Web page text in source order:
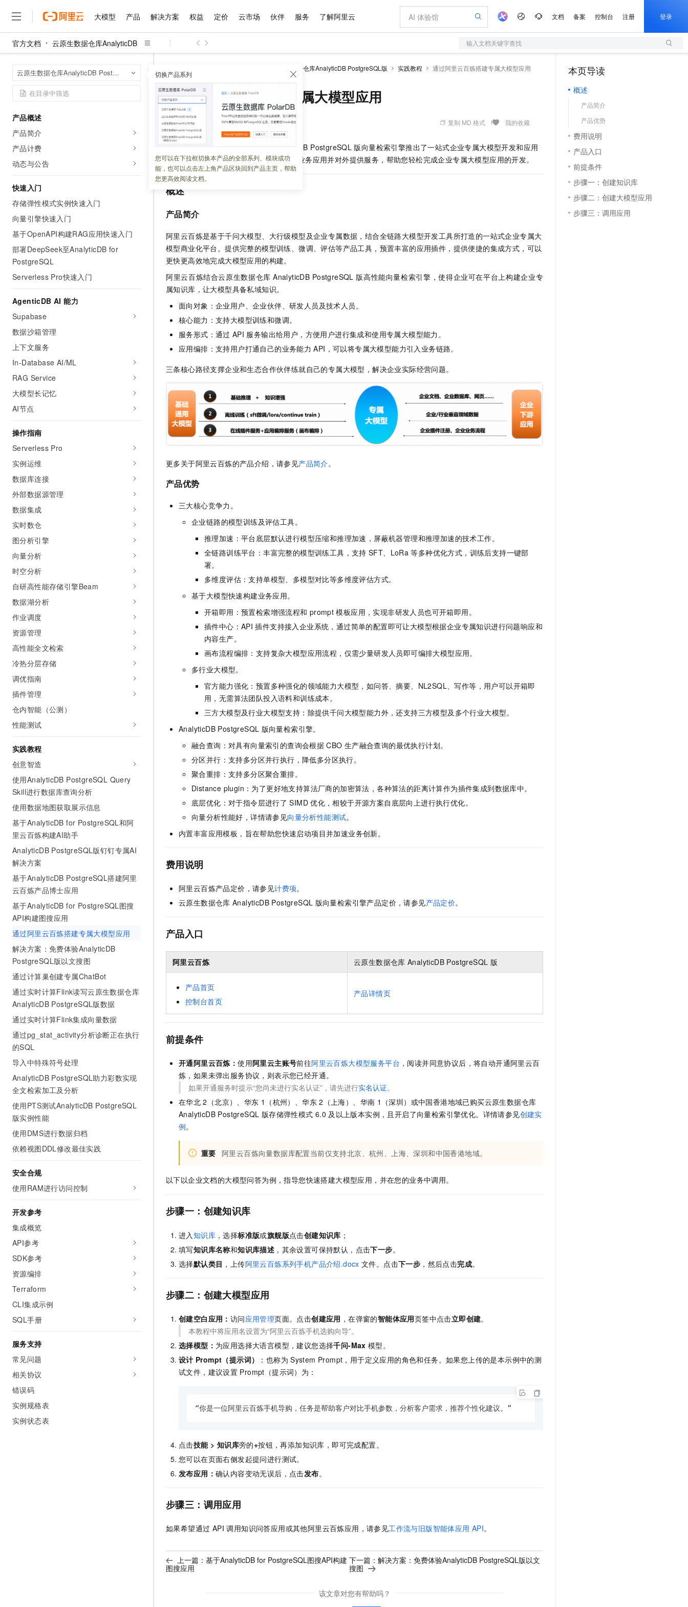
大模型 产品 解决方案 权益 定价 云市场 伙伴 服务 了解阿里云 文档 备案 控制台 注册 登录
官方文档 云原生数据仓库AnalyticDB 输入文档关键字查找
云原生数据仓库AnalyticDB PostgreSQL版 切换产品系列
您可以在下拉框切换本产品的全部系列、模块或功
能，也可以点击左上角产品区块回到产品主页，帮助
您更高效阅读文档。
产品概述
产品简介
产品计费
动态与公告
快速入门
存储弹性模式实例快速入门
向量引擎快速入门
基于OpenAPI构建RAG应用快速入门
部署DeepSeek至AnalyticDB for
PostgreSQL
Serverless Pro快速入门
AgenticDB AI 能力
Supabase
数据沙箱管理
上下文服务
In-Database AI/ML
RAG Service
大模型长记忆
AI节点
操作指南
Serverless Pro
实例运维
数据库连接
外部数据源管理
数据集成
实时数仓
图分析引擎
向量分析
时空分析
自研高性能存储引擎Beam
数据湖分析
作业调度
资源管理
高性能全文检索
冷热分层存储
调优指南
插件管理
仓内智能（公测）
性能测试
实践教程
创意智造
使用AnalyticDB PostgreSQL Query
Skill进行数据库查询分析
使用数据地图获取展示信息
基于AnalyticDB for PostgreSQL和阿
里云百炼构建AI助手
AnalyticDB PostgreSQL版钉钉专属AI
解决方案
基于AnalyticDB PostgreSQL搭建阿里
云百炼产品博士应用
基于AnalyticDB for PostgreSQL图搜
API构建图搜应用
通过阿里云百炼搭建专属大模型应用
解决方案：免费体验AnalyticDB
PostgreSQL版以文搜图
通过计算巢创建专属ChatBot
通过实时计算Flink读写云原生数据仓库
AnalyticDB PostgreSQL版数据
通过实时计算Flink集成向量数据
通过pg_stat_activity分析诊断正在执行
的SQL
导入中特殊符号处理
AnalyticDB PostgreSQL助力彩数实现
全文检索加工及分析
使用PTS测试AnalyticDB PostgreSQL
版实例性能
使用DMS进行数据归档
依赖视图DDL修改最佳实践
安全合规
使用RAM进行访问控制
开发参考
集成概览
API参考
SDK参考
资源编排
Terraform
CLI集成示例
SQL手册
服务支持
常见问题
相关协议
错误码
实例规格表
实例状态表
云原生数据仓库AnalyticDB PostgreSQL版 实践教程 通过阿里云百炼搭建专属大模型应用
通过阿里云百炼搭建专属大模型应用
更新时间： 2026-04-14 05:32:09 复制 MD 格式 我的收藏
AnalyticDB PostgreSQL 版向量检索引擎推出了一站式企业专属大模型开发和应用
平台，提供应用 API，支持一键接入您的业务应用并对外提供服务，帮助您轻松完成企业专属大模型应用的开发。
概述
产品简介
阿里云百炼是基于千问大模型、大行级模型及企业专属数据，结合全链路大模型开发工具所打造的一站式企业专属大
模型商业化平台。提供完整的模型训练、微调、评估等产品工具，预置丰富的应用插件，提供便捷的集成方式，可以
更快更高效地完成大模型应用的构建。
阿里云百炼结合云原生数据仓库 AnalyticDB PostgreSQL 版高性能向量检索引擎，使得企业可在平台上构建企业专
属知识库，让大模型具备私域知识。
面向对象：企业用户、企业伙伴、研发人员及技术人员。
核心能力：支持大模型训练和微调。
服务形式：通过 API 服务输出给用户，方便用户进行集成和使用专属大模型能力。
应用编排：支持用户打通自己的业务能力 API，可以将专属大模型能力引入业务链路。
三条核心路径支撑企业和生态合作伙伴练就自己的专属大模型，解决企业实际经营问题。
更多关于阿里云百炼的产品介绍，请参见产品简介。
产品优势
三大核心竞争力。
企业链路的模型训练及评估工具。
推理加速：平台底层默认进行模型压缩和推理加速，屏蔽机器管理和推理加速的技术工作。
全链路训练平台：丰富完整的模型训练工具，支持 SFT、LoRa 等多种优化方式，训练后支持一键部
署。
多维度评估：支持单模型、多模型对比等多维度评估方式。
基于大模型快速构建业务应用。
开箱即用：预置检索增强流程和 prompt 模板应用，实现非研发人员也可开箱即用。
插件中心：API 插件支持接入企业系统，通过简单的配置即可让大模型根据企业专属知识进行问题响应和
内容生产。
画布流程编排：支持复杂大模型应用流程，仅需少量研发人员即可编排大模型应用。
多行业大模型。
官方能力强化：预置多种强化的领域能力大模型，如问答、摘要、NL2SQL、写作等，用户可以开箱即
用，无需算法团队投入语料和训练成本。
三方大模型及行业大模型支持：除提供千问大模型能力外，还支持三方模型及多个行业大模型。
AnalyticDB PostgreSQL 版向量检索引擎。
融合查询：对具有向量索引的查询会根据 CBO 生产融合查询的最优执行计划。
分区并行：支持多分区并行执行，降低多分区执行。
聚合重排：支持多分区聚合重排。
Distance plugin：为了更好地支持算法厂商的加密算法，各种算法的距离计算作为插件集成到数据库中。
底层优化：对于指令层进行了 SIMD 优化，相较于开源方案自底层向上进行执行优化。
向量分析性能好，详情请参见向量分析性能测试。
内置丰富应用模板，旨在帮助您快速启动项目并加速业务创新。
费用说明
阿里云百炼产品定价，请参见计费项。
云原生数据仓库 AnalyticDB PostgreSQL 版向量检索引擎产品定价，请参见产品定价。
产品入口
阿里云百炼 云原生数据仓库 AnalyticDB PostgreSQL 版
产品首页
控制台首页
产品详情页
前提条件
开通阿里云百炼：使用阿里云主账号前往阿里云百炼大模型服务平台 ，阅读并同意协议后，将自动开通阿里云百
炼，如果未弹出服务协议，则表示您已经开通。
如果开通服务时提示“您尚未进行实名认证”，请先进行实名认证。
在华北 2（北京）、华东 1（杭州）、华东 2（上海）、华南 1（深圳）或中国香港地域已购买云原生数据仓库
AnalyticDB PostgreSQL 版存储弹性模式 6.0 及以上版本实例，且开启了向量检索引擎优化。详情请参见创建实
例。
重要 阿里云百炼向量数据库配置当前仅支持北京、杭州、上海、深圳和中国香港地域。
以下以企业文档的大模型问答为例，指导您快速搭建大模型应用，并在您的业务中调用。
步骤一： 创建知识库
进入 知识库 ，选择标准版或旗舰版点击创建知识库 ；
填写知识库名称和知识库描述 ，其余设置可保持默认，点击下一步。
选择默认类目 ，上传阿里云百炼系列手机产品介绍.docx 文件。点击下一步 ，然后点击完成。
步骤二 ：创建大模型应用
创建空白应用： 访问应用管理页面。点击创建应用 ，在弹窗的智能体应用页签中点击立即创建。
本教程中将应用名设置为“阿里云百炼手机选购向导”。
选择模型： 为应用选择大语言模型，建议您选择千问-Max 模型。
设计 Prompt（提示词） ：也称为 System Prompt，用于定义应用的角色和任务。如果您上传的是本示例中的测
试文件，建议设置 Prompt（提示词）为：
“你是一位阿里云百炼手机导购，任务是帮助客户对比手机参数，分析客户需求，推荐个性化建议。”
点击技能> 知识库旁的+按钮 ，再添加知识库，即可完成配置。
您可以在页面右侧发起提问进行测试。
发布应用： 确认内容变动无误后，点击发布。
步骤三：调用应用
如果希望通过 API 调用知识问答应用或其他阿里云百炼应用，请参见工作流与旧版智能体应用 API。
上一篇： 基于AnalyticDB for PostgreSQL图搜API构建
图搜应用
下一篇：解决方案：免费体验AnalyticDB PostgreSQL版以文
搜图
该文章对您有帮助吗？
本页导读
概述
产品简介
产品优势
费用说明
产品入口
前提条件
步骤一：创建知识库
步骤二：创建大模型应用
步骤三：调用应用
大模型
大模型服务平台百炼
大模型
文本生成
Qwen3.8-Max HOT
智能体时代全能旗舰模型
Qwen3.7-Plus
Qwen3-VL-Plus
Kimi-K3 NEW
Kimi 最新旗舰模型，长程编程与推理利器
1M上下文，专为长程任务能力而生
HappyHorse-1.1-T2V
文戏情感细腻自然，动作戏激烈拳拳到肉，实现更强表演能力
语音识别与合成
Qwen3-TTS-Flash
大模型服务
千问AI平台-Token Plan
个人版上线、团队版降价；千问3.8-Max首发发尝鲜
在线体验全尺寸、多种模态的模型效果
新一代 AI 视频生成模型，深度适配广告营销等场景
AI 应用构建
丰富多元化的应用模版和解决方案
灵活可视化地构建企业级 Agent
AI Native 的算法工程平台，一站式完成建模、训练、推理服务部署
大模型原生应用
云端极速 AI 应用创作平台
大模型解决方案
快速部署 Dify，高效搭建 AI 应用
10 分钟在聊天系统中增加一个 AI 助手
10分钟微调：让0.6B模型媲美235B模型
即刻拥有 DeepSeek-R1 满血版
多模态数据信息提取
产品
精选产品
人工智能与机器学习
存储
网络与CDN
安全
中间件
数据库
大数据计算
企业服务与云通信
域名与网站
Serverless
开发工具
迁移与运维管理
专有云
精选产品
大模型服务平台百炼
大模型服务与应用平台
千问大模型
多元化、高性能、安全可靠的大模型服务
无影云电脑
随时随地安全接入的云上超级电脑
云解析DNS
面向分析的企业级SaaS模式云数据仓库
域名与网站
提供智能易用的域名与建站服务
对象存储 OSS
人工智能平台 PAI 大模型
一站式AI开发、训练和推理服务
Qoder CN
全托管，含MySQL、PostgreSQL、SQL Server、MariaDB多引擎
Qoder
面向真实软件的智能体编程平台
轻量应用服务器
数字证书管理服务（原SSL证书）
实现全站HTTPS，呈现可信的WEB访问
短信服务
大数据开发治理平台 DataWorks
解决方案
精选解决方案
AI
现代化应用
安全
网络
可观测
上云与迁云
企业出海
政企业务
精选解决方案
睿译宝，AI翻译排版一步到位
上传文档即自动完成翻译和格式还原
GLM-5.2：长任务时代开源旗舰模型
真正可用的 1M 上下文,一次完成代码全链路开发
Hermes Agent，打造自进化智能体
自主进化，持久记忆，越用越聪明
快速拥有专属 OpenClaw
即刻拥有 DeepSeek-V4-Pro
轻松解锁专属 DeepSeek-V4-Pro
5 分钟轻松部署专属 QwenPaw HOT
从聊天伙伴进化为能主动干活的本地数字员工
Claude Code + GStack 打造工程团队
一键购买专属联机服务器，轻松开启游戏
高效搭建 AI 智能体与工作流应用
通过阿里云百炼高效搭建AI应用,助力高效开发
Agency Agents：拥有专属领域专家
HappyHorse 打造一站式影视创作平台
漫剧工坊：一站式动画创作平台
快速生产连贯的高质量长漫剧
10 分钟搭建微信、支付宝小程序
高效部署网站，快速应用到小程序
权益 普惠上云
普惠上云 官方力荐
云服务器38元/年起，超值低价云产品抢先购
官方推荐返现计划
推荐新用户得奖励，单订单最高返9万
云工开物
高校专属算力普惠，学生认证享300元代金券
免费试用
最高领取价值200元试用点，立即开启云上创新
AI 产品 免费试用
1亿+ 大模型 tokens 和 30+ 款产品免费体验
产品新客免费试用，最长12个月
大模型ACA认证体验
助力企业全员 AI 认知与能力提升
AI 特惠
智启 AI 普惠权益
至高享 1亿+免费 tokens，加速 Al 应用落地
阿里云 OPC 创新助力计划
至高百万元 Token 补贴，加速一人公司成长
Token Plan 模型订阅计划 NEW
Qwen3.8-Max 首发尝鲜，限时加量 10 倍，夜间低至2折
千问办公，限时限量积分加倍
Night Plan 支持 Qwen 3.8-Max NEW
夜间 5 折，Qwen/Meoo/TokenPlan 客户专享
AI 场景体验
从图文生成到视频创作，一键激活电商全链路生产力
AI 广告创作
图文、视频一站生成，高效打造优质广告素材
AI 办公
AI智能应用，一键激活高效办公新体验
自动承接线索、识别商机，让客服更高效、服务更出色。
AI 活动
AI 生产力先锋
先锋实践拓展 AI 生产力的边界
飞天发布时刻
所见，即是所愿
AI 实训营
从基础到进阶，Agent 创客手把手教你
创新加速
覆盖90%+业务场景，专享组合折扣价
定价 产品定价
了解云产品的定价详情
云上成本管理
管理和优化成本
价格计算器
自助选配和估算价格
价格优势
推动算力普惠，释放技术红利
配置报价器
一站式生成采购清单，支持单品或批量购买
阿里云 OPC 创新助力计划
Token 补贴，五大权
益加速 OPC 成功
云市场 精选商城
网站建设
多端小程序
Salesforce 国际版订阅
友盟天域
观测云
Tuya 物联网平台阿里云版
蓝凌 OA
电子合同
Tableau 订阅
AI空中课堂在线直播课堂（旗舰版）
生态解决方案
行业生态解决方案
开发者生态解决方案
AI 开发和 AI 应用解决方案
数据与 API
数据集
手机三要素
身份实名认证
短信
OCR 文字识别
发票查验
企业应用
CRM
400电话
广告营销
基础软件
JAVA
Red Hat
定制建站
模板小程序
定制小程序
建站系统
专业服务
公司注册
上云迁移
代维服务
伙伴 成为销售伙伴
分销伙伴
咨询伙伴
销售伙伴合作计划
Salesforce On Alibaba Cloud
Consulting Partner 合作计划
AI 大模型销售与服务生态合作计划
成为产品伙伴
产品生态集成认证中心
产品生态伙伴
产品生态伙伴工作台
产品伙伴合作计划
云网络合作计划
服务生态伙伴
服务伙伴合作计划
Al MaaS 服务伙伴赋能合作
伙伴信用分合作计划
合作伙伴培训与认证
查询合作伙伴
登录合作伙伴管理后台
服务 售前咨询
在线服务
售后服务
自助服务
工单服务
短信专区
企业增值服务
企业支持计划
专家技术服务
企业增值服务台
企业成长
服务实践
阿里云认证
信息公告
官网公告
开发者社区
镜像站
我要反馈
我要建议
我要投诉
了解阿里云 为什么选择阿里云
什么是云计算
技术领先
稳定可靠
安全合规
分析师报告
研究报告与白皮书
云开发大赛
入门学习赛
最佳实践
云上春晚
云上奥运之旅
云栖战略参考
云上的中国
看见新力量
金融模力时刻
市场活动
魔搭 ModelScope
云工开物
科研合作
加入我们